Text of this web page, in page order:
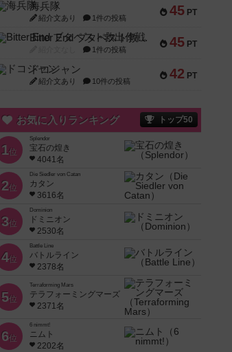
45 PT
海兵隊
紹介文あり 1件の投稿
45 PT
Bitter End ブタペスト救出作戦
1件の投稿
42 PT
ドコジャン
紹介文あり 10件の投稿
お気に入りランキング トップ50
1位
Splendor
宝石の煌き
4041名
2位
Die Siedler von Catan
カタン
3616名
3位
Dominion
ドミニオン
2530名
4位
Battle Line
バトルライン
2378名
5位
Terraforming Mars
テラフォーミングマーズ
2371名
6位
6 nimmt!
ニムト
2202名